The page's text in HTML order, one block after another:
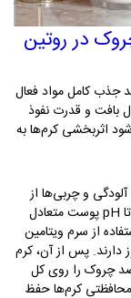
در روتین
جذب کامل مواد فعال
بافت و قدرت نفوذ
اثربخشی کرم‌ها به
و چربی‌ها از
pHپوست متعادل
از سرم ویتامین
دارند. پس از آن، کرم
چروک را روی کل
محافظتی کرم‌ها حفظ